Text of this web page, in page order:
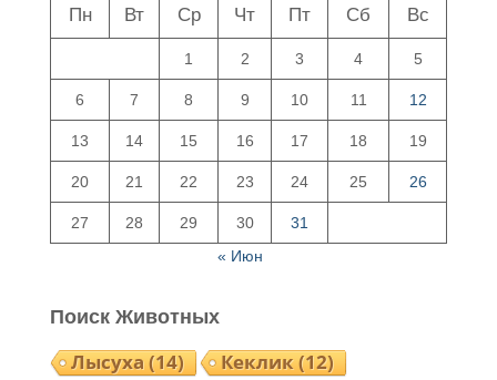
Пн Вт Ср Чт Пт Сб Вс
1 2 3 4 5
6 7 8 9 10 11 12
13 14 15 16 17 18 19
20 21 22 23 24 25 26
27 28 29 30
31
« Июн
Поиск Животных
Лысуха(14) Кеклик(12)